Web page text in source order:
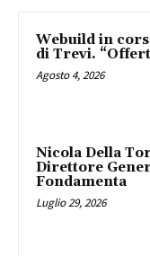
Webuild in
di Trevi.
Agosto 4, 2026
Nicola Della
Direttore
Fondamenta
Luglio 29, 2026